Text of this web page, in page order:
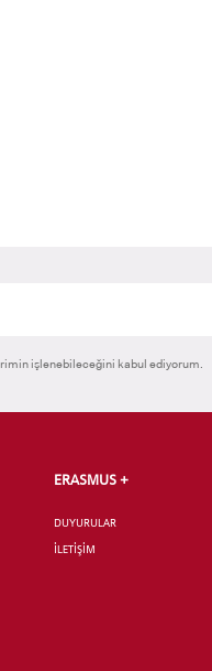
işlenebileceğini kabul ediyorum.
ERASMUS +
DUYURULAR
İLETİŞİM